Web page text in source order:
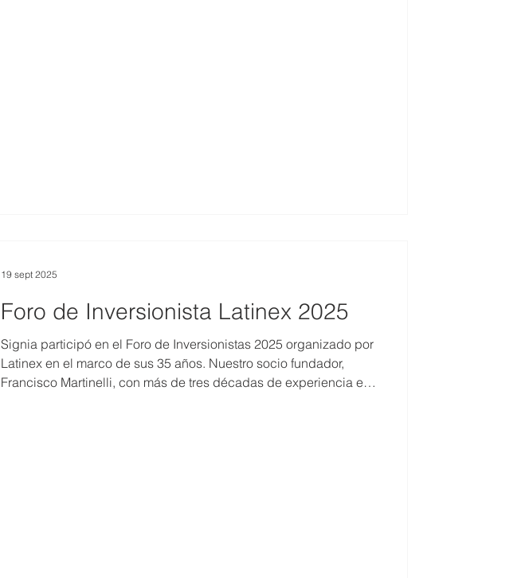
Foro de Inversionista Latinex 2025
Signia participó en el Foro de Inversionistas 2025 organizado por
Latinex en el marco de sus 35 años. Nuestro socio fundador,
Francisco Martinelli, con más de tres décadas de experiencia en
19 sept 2025